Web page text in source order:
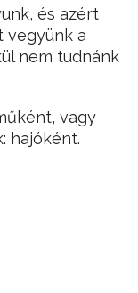
és azért
vegyünk a
nem tudnánk
vagy
hajóként.